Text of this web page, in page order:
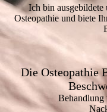
Ich bin
Osteopathie und biete
Die Osteopathie
Behandlung